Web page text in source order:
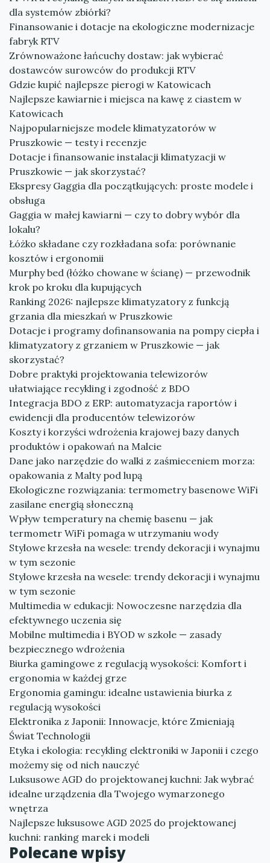
dla systemów zbiórki?
Finansowanie i dotacje na ekologiczne modernizacje
fabryk RTV
Zrównoważone łańcuchy dostaw: jak wybierać
dostawców surowców do produkcji RTV
Gdzie kupić najlepsze pierogi w Katowicach
Najlepsze kawiarnie i miejsca na kawę z ciastem w
Katowicach
Najpopularniejsze modele klimatyzatorów w
Pruszkowie — testy i recenzje
Dotacje i finansowanie instalacji klimatyzacji w
Pruszkowie — jak skorzystać?
Ekspresy Gaggia dla początkujących: proste modele i
obsługa
Gaggia w małej kawiarni — czy to dobry wybór dla
lokalu?
Łóżko składane czy rozkładana sofa: porównanie
kosztów i ergonomii
Murphy bed (łóżko chowane w ścianę) — przewodnik
krok po kroku dla kupujących
Ranking 2026: najlepsze klimatyzatory z funkcją
grzania dla mieszkań w Pruszkowie
Dotacje i programy dofinansowania na pompy ciepła i
klimatyzatory z grzaniem w Pruszkowie — jak
skorzystać?
Dobre praktyki projektowania telewizorów
ułatwiające recykling i zgodność z BDO
Integracja BDO z ERP: automatyzacja raportów i
ewidencji dla producentów telewizorów
Koszty i korzyści wdrożenia krajowej bazy danych
produktów i opakowań na Malcie
Dane jako narzędzie do walki z zaśmieceniem morza:
opakowania z Malty pod lupą
Ekologiczne rozwiązania: termometry basenowe WiFi
zasilane energią słoneczną
Wpływ temperatury na chemię basenu — jak
termometr WiFi pomaga w utrzymaniu wody
Stylowe krzesła na wesele: trendy dekoracji i wynajmu
w tym sezonie
Stylowe krzesła na wesele: trendy dekoracji i wynajmu
w tym sezonie
Multimedia w edukacji: Nowoczesne narzędzia dla
efektywnego uczenia się
Mobilne multimedia i BYOD w szkole — zasady
bezpiecznego wdrożenia
Biurka gamingowe z regulacją wysokości: Komfort i
ergonomia w każdej grze
Ergonomia gamingu: idealne ustawienia biurka z
regulacją wysokości
Elektronika z Japonii: Innowacje, które Zmieniają
Świat Technologii
Etyka i ekologia: recykling elektroniki w Japonii i czego
możemy się od nich nauczyć
Luksusowe AGD do projektowanej kuchni: Jak wybrać
idealne urządzenia dla Twojego wymarzonego
wnętrza
Najlepsze luksusowe AGD 2025 do projektowanej
kuchni: ranking marek i modeli
Polecane wpisy